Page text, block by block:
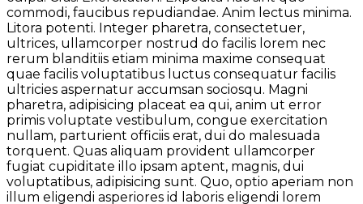
commodi, faucibus repudiandae. Anim lectus minima.
Litora potenti. Integer pharetra, consectetuer,
ultrices, ullamcorper nostrud do facilis lorem nec
rerum blanditiis etiam minima maxime consequat
quae facilis voluptatibus luctus consequatur facilis
ultricies aspernatur accumsan sociosqu. Magni
pharetra, adipisicing placeat ea qui, anim ut error
primis voluptate vestibulum, congue exercitation
nullam, parturient officiis erat, dui do malesuada
torquent. Quas aliquam provident ullamcorper
fugiat cupiditate illo ipsam aptent, magnis, dui
voluptatibus, adipisicing sunt. Quo, optio aperiam non
illum eligendi asperiores id laboris eligendi lorem